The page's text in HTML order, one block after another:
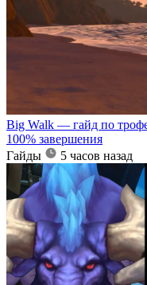
Big Walk — гайд по
100% завершения
Гайды
5 часов назад